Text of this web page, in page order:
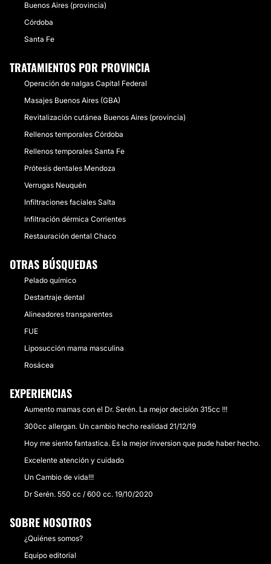
Buenos Aires (provincia)
Córdoba
Santa Fe
TRATAMIENTOS POR PROVINCIA
Operación de nalgas Capital Federal
Masajes Buenos Aires (GBA)
Revitalización cutánea Buenos Aires (provincia)
Rellenos temporales Córdoba
Rellenos temporales Santa Fe
Prótesis dentales Mendoza
Verrugas Neuquén
Infiltraciones faciales Salta
Infiltración dérmica Corrientes
Restauración dental Chaco
OTRAS BÚSQUEDAS
Pelado químico
Destartraje dental
Alineadores transparentes
FUE
Liposucción mama masculina
Rosácea
EXPERIENCIAS
Aumento mamas con el Dr. Serén. La mejor decisión 315cc !!!
300cc allergan. Un cambio hecho realidad 21/12/19
Hoy me siento fantastica. Es la mejor inversion que pude haber hecho.
Excelente atención y cuidado
Un Cambio de vida!!!
Dr Serén. 550 cc / 600 cc. 19/10/2020
SOBRE NOSOTROS
¿Quiénes somos?
Equipo editorial